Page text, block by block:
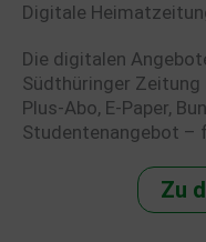
Digitale
Die digitalen
Südthüringer
Plus-Abo, E-Paper,
Studentenangebot –
Zu